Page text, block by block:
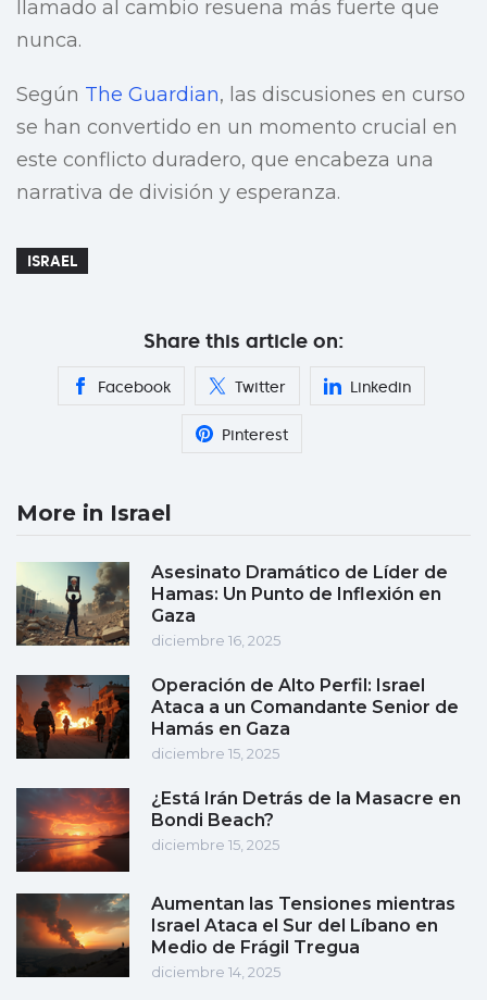
llamado al cambio resuena más fuerte que
nunca.
Según The Guardian, las discusiones en curso
se han convertido en un momento crucial en
este conflicto duradero, que encabeza una
narrativa de división y esperanza.
ISRAEL
Share this article on:
Facebook Twitter Linkedin
Pinterest
More in Israel
Asesinato Dramático de Líder de
Hamas: Un Punto de Inflexión en
Gaza
diciembre 16, 2025
Operación de Alto Perfil: Israel
Ataca a un Comandante Senior de
Hamás en Gaza
diciembre 15, 2025
¿Está Irán Detrás de la Masacre en
Bondi Beach?
diciembre 15, 2025
Aumentan las Tensiones mientras
Israel Ataca el Sur del Líbano en
Medio de Frágil Tregua
diciembre 14, 2025